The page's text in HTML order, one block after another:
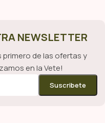
NEWSLETTER
de las ofertas y
en la Vete!